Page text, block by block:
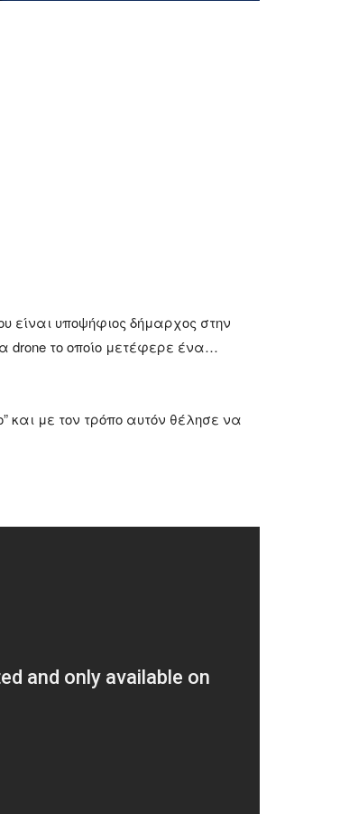
είναι υποψήφιος δήμαρχος στην
drone το οποίο μετέφερε ένα…
και με τον τρόπο αυτόν θέλησε να